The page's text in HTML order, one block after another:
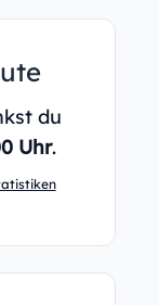
du
Uhr.